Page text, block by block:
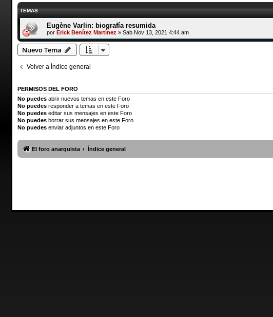
TEMAS
Eugène Varlin: biografía resumida
por Erick Benítez Martínez » Sab Nov 13, 2021 4:44 am
Nuevo Tema
Volver a Índice general
PERMISOS DEL FORO
No puedesabrir nuevos temas en este Foro
No puedesresponder a temas en este Foro
No puedeseditar sus mensajes en este Foro
No puedesborrar sus mensajes en este Foro
No puedesenviar adjuntos en este Foro
El foro anarquista Índice general